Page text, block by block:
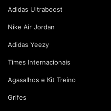
Adidas Ultraboost
Nike Air Jordan
Adidas Yeezy
Times Internacionais
Agasalhos e Kit Treino
Grifes